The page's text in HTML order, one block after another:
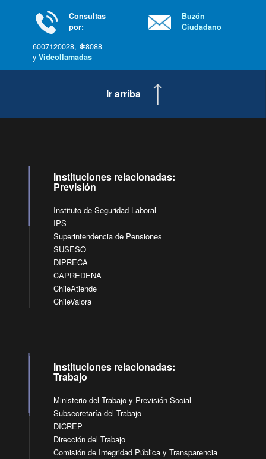
Consultas
por:
6007120028, ✽8088
y Videollamadas
Buzón
Ciudadano
Ir arriba
Instituciones relacionadas:
Previsión
Instituto de Seguridad Laboral
IPS
Superintendencia de Pensiones
SUSESO
DIPRECA
CAPREDENA
ChileAtiende
ChileValora
Instituciones relacionadas:
Trabajo
Ministerio del Trabajo y Previsión Social
Subsecretaría del Trabajo
DICREP
Dirección del Trabajo
Comisión de Integridad Pública y Transparencia